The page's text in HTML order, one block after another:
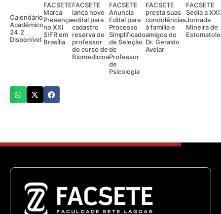
Calendário
Acadêmico
24.2
Disponível
FACSETE
Marca
Presença
no XXI
SIFR em
Brasília
FACSETE
lança novo
edital para
cadastro
reserva de
professor
do curso de
Biomedicina
FACSETE
Anuncia
Edital para
Processo
Simplificado
de Seleção
de
Professor
de
Psicologia
FACSETE
presta suas
condolências
à família e
amigos do
Dr. Geraldo
Avelar
FACSETE
Sedia a
Jornada
Mineira de